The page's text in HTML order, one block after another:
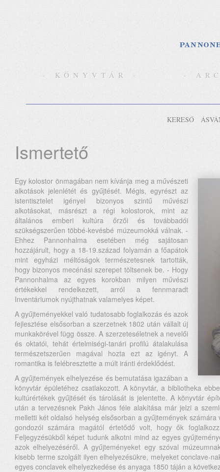
- KÖNYVTÁR - -
KERESŐ
Ismertető
Egy kolostor önmagában nem kívánja meg a művészeti
alkotások jelenlétét és gyűjtését. Mégis, egyrészt az
istentisztelet igényel bizonyos szintű művészi
alkotásokat, másrészt a régi kolostorok, mint az
általános emberi kultúra őrzői és továbbadói
szükségszerűen többé-kevésbé múzeumokká válnak. -
Ehhez Pannonhalma esetében még sajátosan
hozzájárult, hogy a 18-19.század folyamán a főapátok
mint egyházi méltóságok természetesnek tartották,
hogy bizonyos mecénási szerepet töltsenek be. - Hogy
Pannonhalma az egyes korokban milyen művészi
értékekkel rendelkezett, arról a fennmaradt
Inventáriumok nyújthatnak valamelyes képet.
A gyűjteményekkel való tudatosabb foglalkozás és azok
fejlesztése elsősorban a szerzetnek 1802 után vállalt új
munkakörével függ össze. A szerzeteséletnek a nevelői
és oktatói, tehát értelmiségi-tanári profilú átalakulása
természetszerűen magával hozta ezt az igényt. A
romantika is felébresztette a múlt iránti érdeklődést.
A gyűjtemények elhelyezése és bemutatása igazában a
könyvtár épületéhez csatlakozott. A könyvtár, a bibliotheka
kultúrértékek gyűjtését és tárolását is jelentette. A könyvtár
után a tervezésnek Pakh János féle alakítása már jelzi a
melletti két oldalsó helység elsősorban a gyűjtemények
gondozói számára magától értetődő volt, hogy ők
Feljegyzésükből képet tudunk alkotni mind az egyes
azok elhelyezéséről. A gyűjteményeket egy szóval
kisebb terme szolgált ilyen elhelyezésükre, melyeket conclave-
egyes conclavek elhelyezkedése és anyaga 1850 táján a